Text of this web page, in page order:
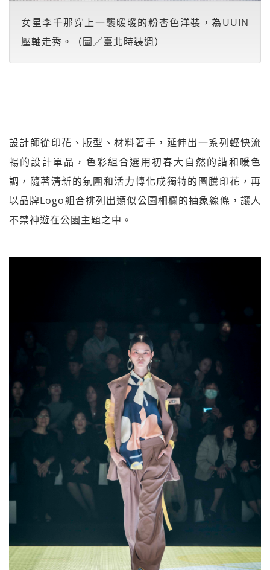
女星李千那穿上一襲暖暖的粉杏色洋裝，為UUIN
壓軸走秀。（圖／臺北時裝週）
設計師從印花、版型、材料著手，延伸出一系列輕快流
暢的設計單品，色彩組合選用初春大自然的諧和暖色
調，隨著清新的氛圍和活力轉化成獨特的圖騰印花，再
以品牌Logo組合排列出類似公園柵欄的抽象線條，讓人
不禁神遊在公園主題之中。